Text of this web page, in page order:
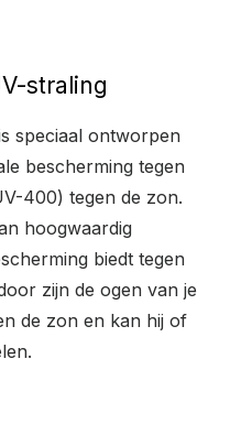
straling
speciaal ontworpen
bescherming tegen
400) tegen de zon.
hoogwaardig
biedt tegen
zijn de ogen van je
de zon en kan hij of